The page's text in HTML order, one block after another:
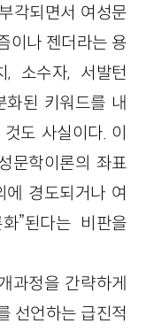
각되면서 여성문
이나 젠더라는 용
, 소수자, 서발턴
화된 키워드를 내
도 사실이다. 이
문학이론의 좌표
경도되거나 여
”된다는 비판을
과정을 간략하게
선언하는 급진적